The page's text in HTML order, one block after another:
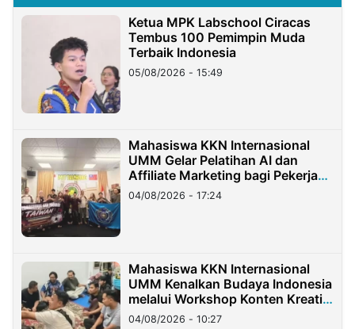
Ketua MPK Labschool Ciracas
Tembus 100 Pemimpin Muda
Terbaik Indonesia
05/08/2026 - 15:49
Mahasiswa KKN Internasional
UMM Gelar Pelatihan AI dan
Affiliate Marketing bagi Pekerja
Migran Indonesia di Taiwan
04/08/2026 - 17:24
Mahasiswa KKN Internasional
UMM Kenalkan Budaya Indonesia
melalui Workshop Konten Kreatif
di Taiwan
04/08/2026 - 10:27